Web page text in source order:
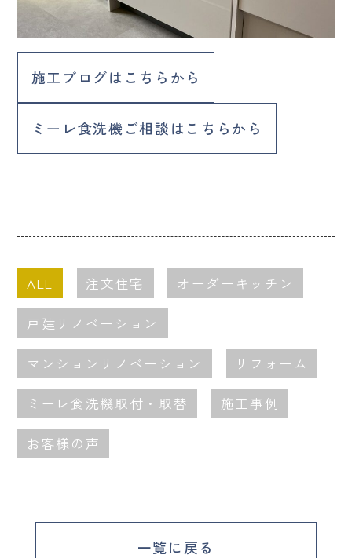
施工ブログはこちらから
ミーレ食洗機ご相談はこちらから
ALL 注文住宅 オーダーキッチン
戸建リノベーション
マンションリノベーション リフォーム
ミーレ食洗機取付・取替 施工事例
お客様の声
一覧に戻る